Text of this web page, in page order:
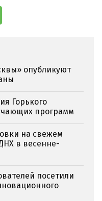
опубликуют
Горького
программ
на свежем
в весенне-
посетили